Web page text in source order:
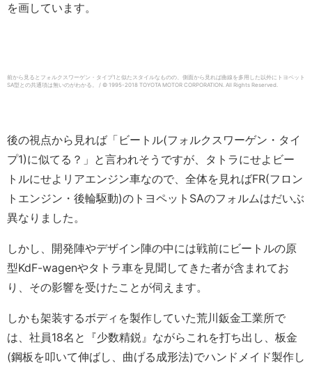
を画しています。
前から見るとフォルクスワーゲン・タイプ1と似たスタイルなものの、側面から見れば曲線を多用した以外にトヨペット
SA型との共通項は無いのがわかる。 / © 1995-2018 TOYOTA MOTOR CORPORATION. All Rights Reserved.
後の視点から見れば「ビートル(フォルクスワーゲン・タイ
プ1)に似てる？」と言われそうですが、タトラにせよビー
トルにせよリアエンジン車なので、全体を見ればFR(フロン
トエンジン・後輪駆動)のトヨペットSAのフォルムはだいぶ
異なりました。
しかし、開発陣やデザイン陣の中には戦前にビートルの原
型KdF-wagenやタトラ車を見聞してきた者が含まれてお
り、その影響を受けたことが伺えます。
しかも架装するボディを製作していた荒川鈑金工業所で
は、社員18名と『少数精鋭』ながらこれを打ち出し、板金
(鋼板を叩いて伸ばし、曲げる成形法)でハンドメイド製作し